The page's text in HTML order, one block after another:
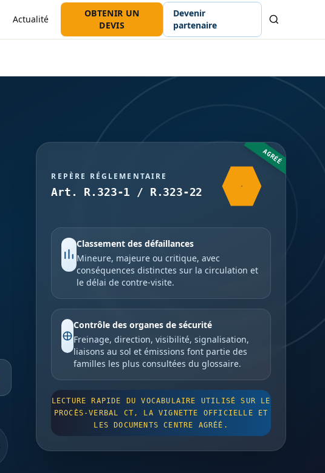
Actualité
OBTENIR UN
DEVIS
Devenir
partenaire
AGRÉÉ
REPÈRE RÉGLEMENTAIRE
Art. R.323-1 / R.323-22
Classement des défaillances
Mineure, majeure ou critique, avec
conséquences distinctes sur la circulation et
le délai de contre-visite.
Contrôle des organes de sécurité
Freinage, direction, visibilité, signalisation,
liaisons au sol et émissions font partie des
familles les plus consultées du glossaire.
LECTURE RAPIDE DU VOCABULAIRE UTILISÉ SUR LE
PROCÈS-VERBAL CT, LA VIGNETTE OFFICIELLE ET
LES DOCUMENTS CENTRE AGRÉÉ.